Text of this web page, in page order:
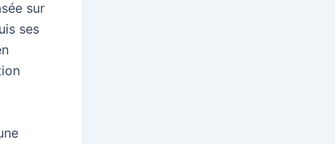
sur
ses